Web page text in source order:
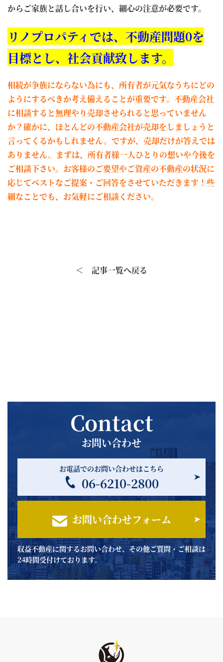
からご家族と話し合いを行い、細心の注意が必要です。
リノプロパティでは、不動産問題0を
目標とし、社会貢献致します。
相続が争族にならない為にも、所有者が元気なうちにどの
ようにするべきか考え備えることが重要です。不動産会社
に相談すると無理やり売却させられると思っていません
か？確かに、ほとんどの不動産会社が売却をしましょうと
言ってくるかもしれません。ですが、売却だけが答えでは
ありません。まずは、所有者様一人ひとりの想いや今後を
ご相談下さい。お客様のご要望やご資産の不動産の状況に
応じてベストなご提案・ご回答をさせていただきます！些
細なことでも、お気軽にご相談ください。
＜ 記事一覧へ戻る
Contact
お問い合わせ
お電話でのお問い合わせはこちら
06-6210-2800
お問い合わせフォーム
収益不動産に関するお問い合わせ、その他ご質問・ご相談は
24時間受付けております。